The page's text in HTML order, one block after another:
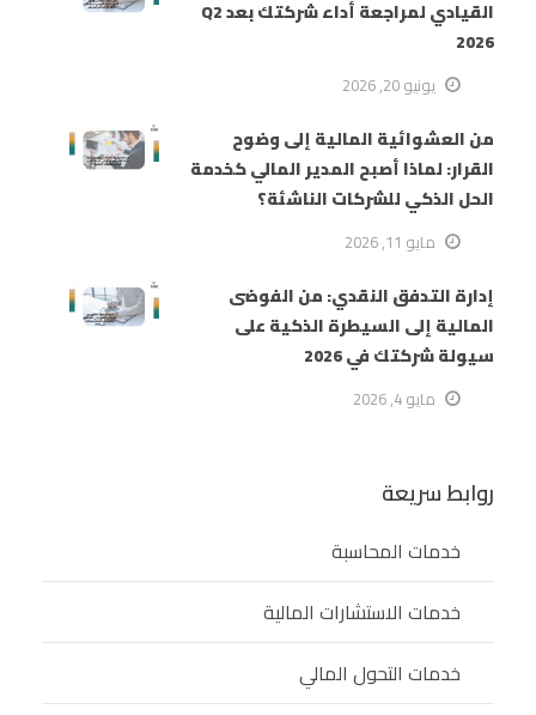
القيادي لمراجعة أداء شركتك بعد Q2
2026
يونيو 20, 2026
من العشوائية المالية إلى وضوح
القرار: لماذا أصبح المدير المالي كخدمة
الحل الذكي للشركات الناشئة؟
مايو 11, 2026
إدارة التدفق النقدي: من الفوضى
المالية إلى السيطرة الذكية على
سيولة شركتك في 2026
مايو 4, 2026
روابط سريعة
خدمات المحاسبة
خدمات الاستشارات المالية
خدمات التحول المالي